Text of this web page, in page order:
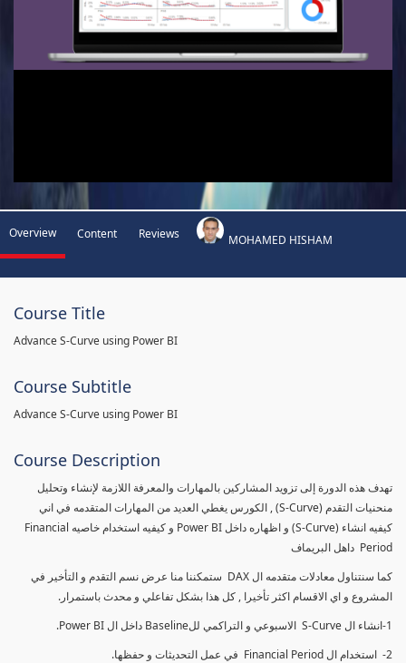
Overview Content Reviews MOHAMED HISHAM
Course Title
Advance S-Curve using Power BI
Course Subtitle
Advance S-Curve using Power BI
Course Description
تهدف هذه الدورة إلى تزويد المشاركين بالمهارات والمعرفة اللازمة لإنشاء وتحليل
منحنيات التقدم (S-Curve) , الكورس يغطي العديد من المهارات المتقدمه في اني
كيفيه انشاء (S-Curve) و اظهاره داخل Power BI و كيفيه استخدام خاصيه Financial
Period داهل البريماف
كما سنتناول معادلات متقدمه ال DAX ستمكننا منا عرض نسم التقدم و التأخير في
المشروع و اي الاقسام اكثر تأخيرا , كل هذا بشكل تفاعلي و محدث باستمرار.
1-انشاء ال S-Curve الاسبوعي و التراكمي للBaseline داخل ال Power BI.
2- استخدام ال Financial Period في عمل التحديثات و حفظها.